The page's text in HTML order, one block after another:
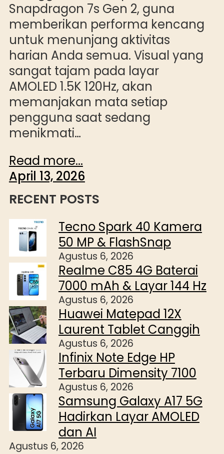
Snapdragon 7s Gen 2, guna
memberikan performa kencang
untuk menunjang aktivitas
harian Anda semua. Visual yang
sangat tajam pada layar
AMOLED 1.5K 120Hz, akan
memanjakan mata setiap
pengguna saat sedang
menikmati…
Read more...
April 13, 2026
RECENT POSTS
Tecno Spark 40 Kamera
50 MP & FlashSnap
Agustus 6, 2026
Realme C85 4G Baterai
7000 mAh & Layar 144 Hz
Agustus 6, 2026
Huawei Matepad 12X
Laurent Tablet Canggih
Agustus 6, 2026
Infinix Note Edge HP
Terbaru Dimensity 7100
Agustus 6, 2026
Samsung Galaxy A17 5G
Hadirkan Layar AMOLED
dan AI
Agustus 6, 2026